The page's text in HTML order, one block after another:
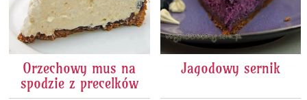
Orzechowy mus na
spodzie z precelków
Jagodowy sernik